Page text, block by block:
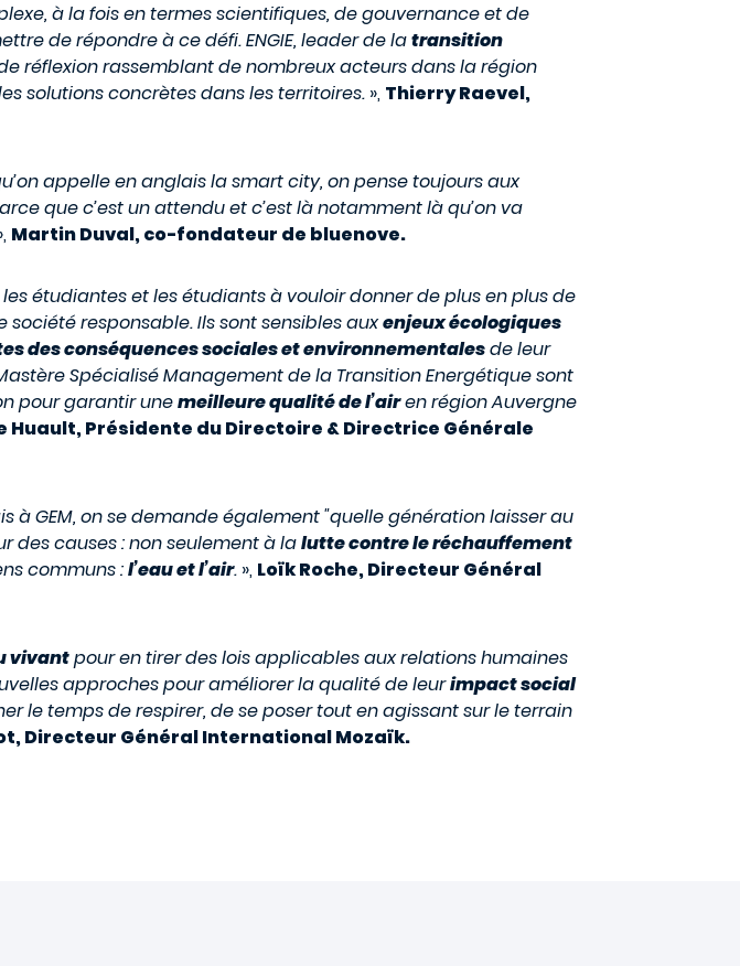
à la fois en termes scientifiques, de gouvernance et de
de répondre à ce défi. ENGIE, leader de latransition
réflexion rassemblant de nombreux acteurs dans la région
solutions concrètes dans les territoires. », Thierry Raevel,
appelle en anglais la smart city, on pense toujours aux
que c’est un attendu et c’est là notamment là qu’on va
Martin Duval, co-fondateur de bluenove.
étudiantes et les étudiants à vouloir donner de plus en plus de
responsable. Ils sont sensibles auxenjeux écologiques
des conséquences sociales et environnementalesde leur
Spécialisé Management de la Transition Energétique sont
pour garantir unemeilleure qualité de l’airen région Auvergne
Huault, Présidente du Directoire & Directrice Générale
à GEM, on se demande également "quelle génération laisser au
des causes : non seulement à lalutte contre le réchauffement
communs :l’eau et l’air. », Loïk Roche, Directeur Général
vivantpour en tirer des lois applicables aux relations humaines
approches pour améliorer la qualité de leurimpact social
le temps de respirer, de se poser tout en agissant sur le terrain
Directeur Général International Mozaïk.